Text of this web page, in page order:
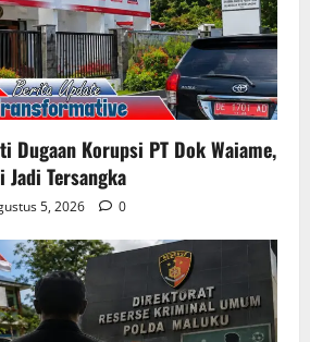
Dugaan Korupsi PT Dok Waiame,
Jadi Tersangka
5, 2026 0